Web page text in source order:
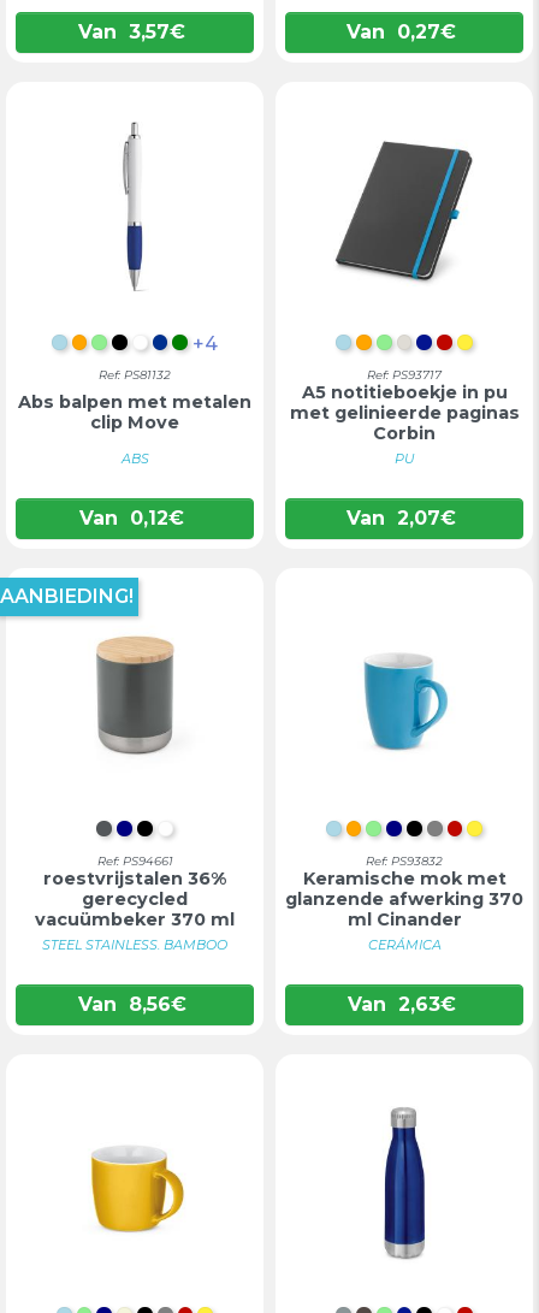
Van 3,57€ Van 0,27€
LICHTBLAUW
ORANJE
LICHTGROEN
ZWART
WITBLAUW
GROEN
+4
Ref: PS81132
Abs balpen met metalen
clip Move
ABS
Van 0,12€
LICHTBLAUW
ORANJE
LICHTGROEN
LICHTGRIJS
ROOD
GEEL
Ref: PS93717
A5 notitieboekje in pu
met gelinieerde paginas
Corbin
PU
Van 2,07€
DONKERGRIJS
DONKERBLAUW
ZWART
WIT
Ref: PS94661
Dubbelwandige
roestvrijstalen 36%
gerecycled
vacuümbeker 370 ml
Norre tu...
STEEL STAINLESS. BAMBOO
Van 8,56€
AANBIEDING!
LICHTBLAUW
ORANJE
LICHTGROEN
ZWART
GRIJS
ROOD
GEEL
Ref: PS93832
Keramische mok met
glanzende afwerking 370
ml Cinander
CERÁMICA
Van 2,63€